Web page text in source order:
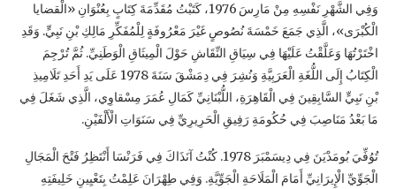
وَفِي الشَّهْرِ نَفْسِهِ مِنْ مَارِسَ 1976، كَتَبْتُ مُقَدِّمَةَ كِتَابٍ بِعُنْوَانِ «الْقضايا
الْكُبْرَى»، الَّذِي جَمَعَ خَمْسَةَ نُصُوصٍ غَيْرَ مَعْرُوفَةٍ لِلْمُفَكِّرِ مَالِكِ بْنِ نَبِيٍّ. وَقَدِ
اخْتَرْتُهَا وَعَلَّقْتُ عَلَيْهَا فِي سِيَاقِ النِّقَاشِ حَوْلَ الْمِيثَاقِ الْوَطَنِيِّ. ثُمَّ تُرْجِمَ
الْكِتَابُ إِلَى اللُّغَةِ الْعَرَبِيَّةِ وَنُشِرَ فِي دِمَشْقَ سَنَةَ 1978 عَلَى يَدِ أَحَدِ تَلَامِيذِ
بْنِ نَبِيٍّ السَّابِقِينَ فِي الْقَاهِرَةِ، اللُّبْنَانِيِّ كَمَالِ عُمَرَ مِسْقاوِي، الَّذِي شَغَلَ فِي
مَا بَعْدُ مَنَاصِبَ فِي حُكُومَةِ رَفِيقِ الْحَرِيرِيِّ فِي سَنَوَاتِ الْأَلْفَيْنِ.
تُوُفِّيَ بُومَدْيَنَ فِي دِيسَمْبَرَ 1978. كُنْتُ آنَذَاكَ فِي فَرَنْسَا أَنْتَظِرُ فَتْحَ الْمَجَالِ
الْجَوِّيِّ الْإِيرَانِيِّ أَمَامَ الْمَلَاحَةِ الْجَوِّيَّةِ. وَفِي طِهْرَانَ عَلِمْتُ بِتَعْيِينِ خَلِيفَتِهِ